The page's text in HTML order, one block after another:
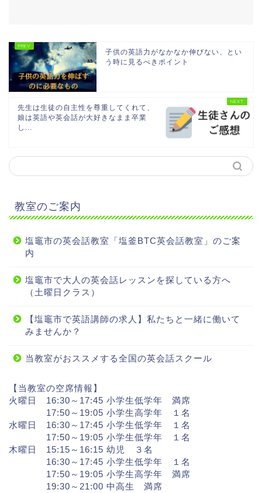
子供の英語力がなかなか伸びない、とい
う時に見るべきポイント
先生は生徒の自主性を尊重してくれて、
娘は英語や英会話が大好きなまま卒業
し...
教室のご案内
塩竈市の英会話教室「塩釜BTC英会話教室」のご案
内
塩竈市で大人の英会話レッスンを探している方へ
（土曜日クラス）
【塩竈市で英語講師の求人】私たちと一緒に働いて
みませんか？
当教室がおススメする全国の英会話スクール
【当教室の空席情報】
火曜日 16:30～17:45 小学生低学年 満席
17:50～19:05 小学生高学年 １名
水曜日 16:30～17:45 小学生低学年 １名
17:50～19:05 小学生低学年 １名
木曜日 15:15～16:15 幼児 ３名
16:30～17:45 小学生低学年 １名
17:50～19:05 小学生高学年 満席
19:30～21:00 中高生 満席